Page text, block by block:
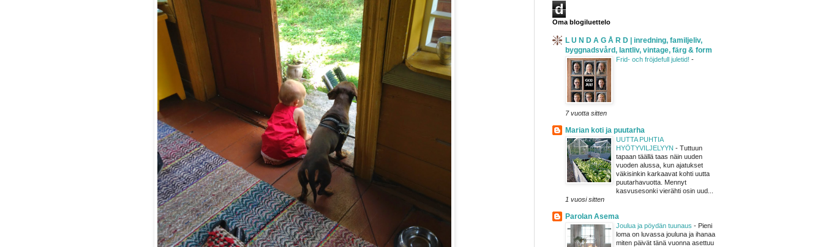
d
Oma blogiluettelo
L U N D A G Å R D | inredning, familjeliv,
byggnadsvård, lantliv, vintage, färg & form
Frid- och fröjdefull juletid! -
7 vuotta sitten
Marian koti ja puutarha
UUTTA PUHTIA
HYÖTYVILJELYYN - Tuttuun
tapaan täällä taas näin uuden
vuoden alussa, kun ajatukset
väkisinkin karkaavat kohti uutta
puutarhavuotta. Mennyt
kasvusesonki vierähti osin uud...
1 vuosi sitten
Parolan Asema
Joulua ja pöydän tuunaus - Pieni
loma on luvassa jouluna ja ihanaa
miten päivät tänä vuonna asettuu